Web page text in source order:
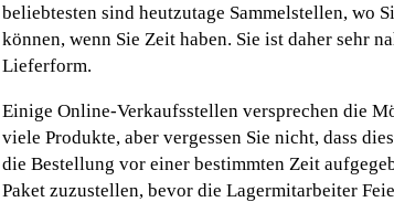
beliebtesten sind heutzutage Sammelstellen, wo
können, wenn Sie Zeit haben. Sie ist daher sehr
Lieferform.
Einige Online-Verkaufsstellen versprechen die
viele Produkte, aber vergessen Sie nicht, dass
die Bestellung vor einer bestimmten Zeit
Paket zuzustellen, bevor die Lagermitarbeiter